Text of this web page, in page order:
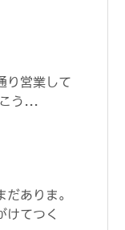
り営業して
う...
ありま。
けてつく